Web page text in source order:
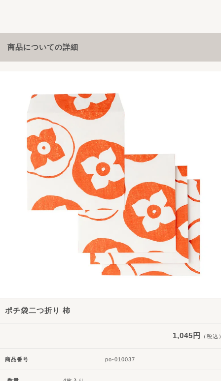
商品についての詳細
ポチ袋二つ折り 柿
1,045円 （税込
商品番号 po-010037